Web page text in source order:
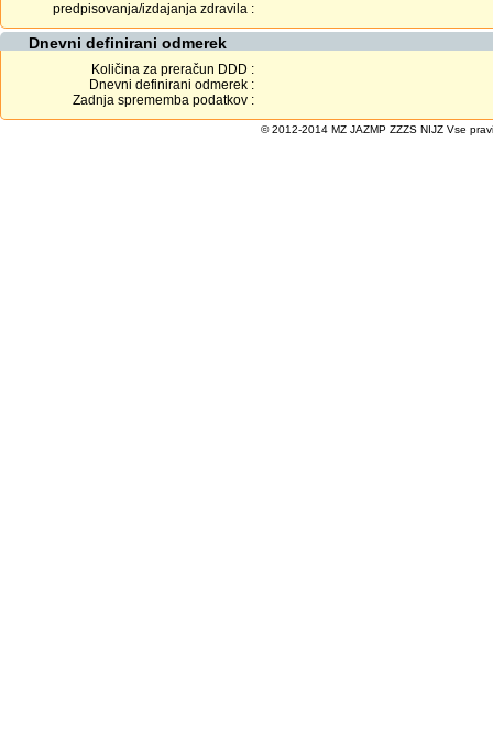
predpisovanja/izdajanja zdravila :
Dnevni definirani odmerek
Količina za preračun DDD :
Dnevni definirani odmerek :
Zadnja sprememba podatkov :
© 2012-2014 MZ JAZMP ZZZS NIJZ Vse